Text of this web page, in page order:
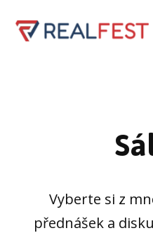
Vyberte si z
přednášek a